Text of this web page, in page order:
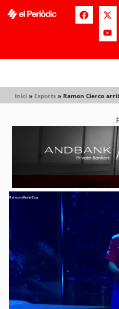
Inici » Esports » Ramon Cierco